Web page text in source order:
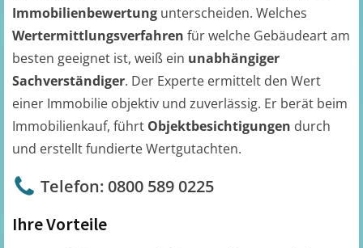
Immobilienbewertung unterscheiden. Welches
Wertermittlungsverfahren für welche Gebäudeart am
besten geeignet ist, weiß ein unabhängiger
Sachverständiger. Der Experte ermittelt den Wert
einer Immobilie objektiv und zuverlässig. Er berät beim
Immobilienkauf, führt Objektbesichtigungen durch
und erstellt fundierte Wertgutachten.
Telefon: 0800 589 0225
Ihre Vorteile